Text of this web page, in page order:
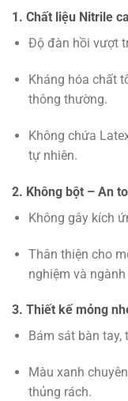
1. Chất liệu Nitrile
Độ đàn hồi vượt
Kháng hóa chất
thông thường.
Không chứa
tự nhiên.
2. Không bột – An
Không gây kích
Thân thiện cho
nghiệm và ngành
3. Thiết kế mỏng
Bám sát bàn
Màu xanh
thủng rách.